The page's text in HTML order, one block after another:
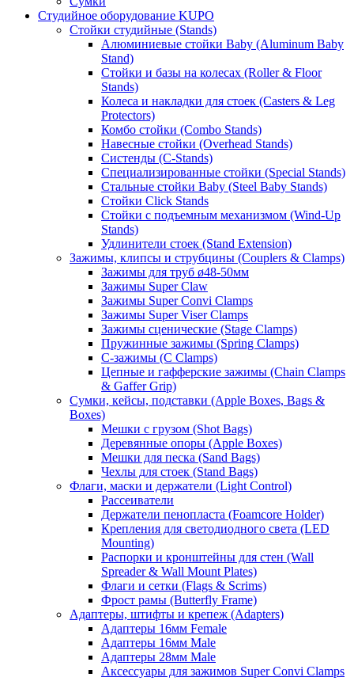
Студийное оборудование KUPO
Стойки студийные (Stands)
Алюминиевые стойки Baby (Aluminum Baby
Stand)
Стойки и базы на колесах (Roller & Floor
Stands)
Колеса и накладки для стоек (Casters & Leg
Protectors)
Комбо стойки (Combo Stands)
Навесные стойки (Overhead Stands)
Систенды (C-Stands)
Специализированные стойки (Special Stands)
Стальные стойки Baby (Steel Baby Stands)
Стойки Click Stands
Стойки с подъемным механизмом (Wind-Up
Stands)
Удлинители стоек (Stand Extension)
Зажимы, клипсы и струбцины (Couplers & Clamps)
Зажимы для труб ø48-50мм
Зажимы Super Claw
Зажимы Super Convi Clamps
Зажимы Super Viser Clamps
Зажимы сценические (Stage Clamps)
Пружинные зажимы (Spring Clamps)
С-зажимы (C Clamps)
Цепные и гафферские зажимы (Chain Clamps
& Gaffer Grip)
Сумки, кейсы, подставки (Apple Boxes, Bags &
Boxes)
Мешки с грузом (Shot Bags)
Деревянные опоры (Apple Boxes)
Мешки для песка (Sand Bags)
Чехлы для стоек (Stand Bags)
Флаги, маски и держатели (Light Control)
Рассеиватели
Держатели пенопласта (Foamcore Holder)
Крепления для светодиодного света (LED
Mounting)
Распорки и кронштейны для стен (Wall
Spreader & Wall Mount Plates)
Флаги и сетки (Flags & Scrims)
Фрост рамы (Butterfly Frame)
Адаптеры, штифты и крепеж (Adapters)
Адаптеры 16мм Female
Адаптеры 16мм Male
Адаптеры 28мм Male
Аксессуары для зажимов Super Convi Clamps